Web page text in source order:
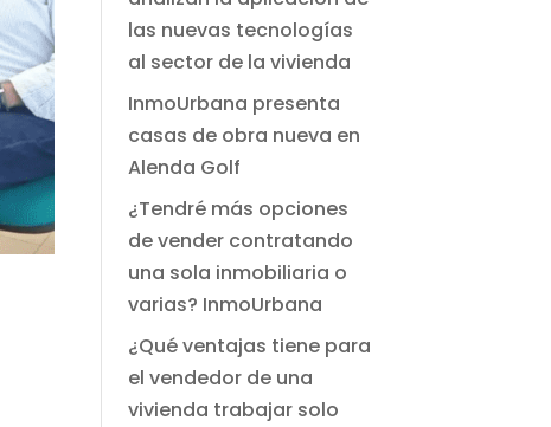
las nuevas tecnologías
al sector de la vivienda
InmoUrbana presenta
casas de obra nueva en
Alenda Golf
¿Tendré más opciones
de vender contratando
una sola inmobiliaria o
varias? InmoUrbana
¿Qué ventajas tiene para
el vendedor de una
vivienda trabajar solo